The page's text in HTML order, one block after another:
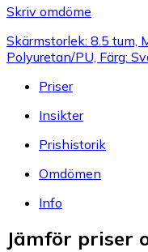
Skriv omdöme
Skärmstorlek: 8.5 tum,
Polyuretan/PU, Färg:
Priser
Insikter
Prishistorik
Omdömen
Info
Jämför priser